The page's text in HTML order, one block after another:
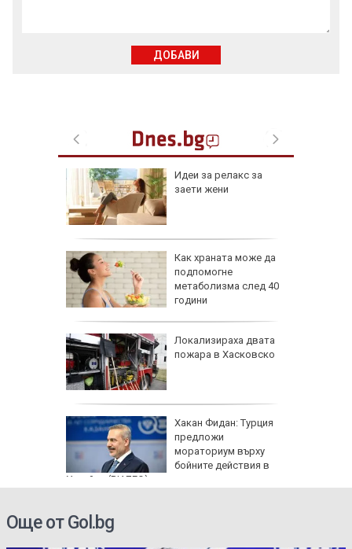
Идеи за релакс за
заети жени
Как храната може да
подпомогне
метаболизма след 40
години
Локализираха двата
пожара в Хасковско
Хакан Фидан: Турция
предложи
мораториум върху
бойните действия в
Украйна (ВИДЕО)
ДОБАВИ
Още от Gol.bg